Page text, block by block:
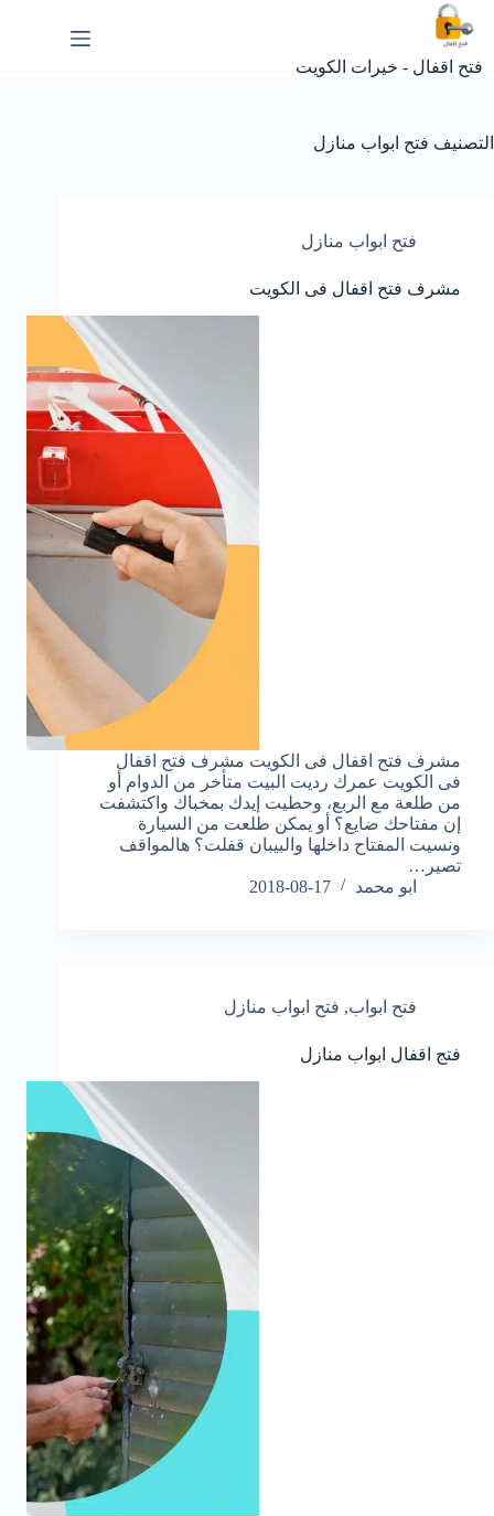
التجاوز
إلى
المحتوى
فتح اقفال - خيرات الكويت
التصنيف فتح ابواب منازل
فتح ابواب منازل
مشرف فتح اقفال فى الكويت
مشرف فتح اقفال فى الكويت مشرف فتح اقفال
فى الكويت عمرك رديت البيت متأخر من الدوام أو
من طلعة مع الربع، وحطيت إيدك بمخباك واكتشفت
إن مفتاحك ضايع؟ أو يمكن طلعت من السيارة
ونسيت المفتاح داخلها والبيبان قفلت؟ هالمواقف
تصير…
ابو محمد
2018-08-17
فتح ابواب, فتح ابواب منازل
فتج اقفال ابواب منازل